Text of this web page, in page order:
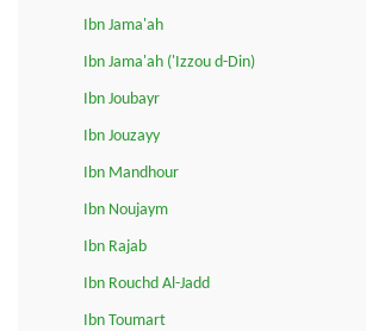
Ibn Jama'ah
Ibn Jama'ah ('Izzou d-Din)
Ibn Joubayr
Ibn Jouzayy
Ibn Mandhour
Ibn Noujaym
Ibn Rajab
Ibn Rouchd Al-Jadd
Ibn Toumart